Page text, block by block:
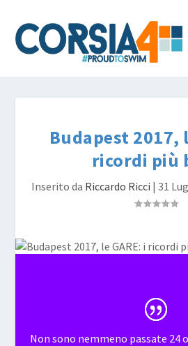
Budapest 2017,
ricordi più
Inserito da Riccardo Ricci | 31
Non sono nemmeno passate 24